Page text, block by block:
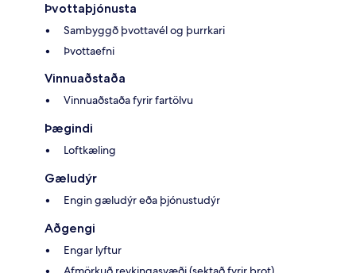
Þvottaþjónusta
Sambyggð þvottavél og þurrkari
Þvottaefni
Vinnuaðstaða
Vinnuaðstaða fyrir fartölvu
Þægindi
Loftkæling
Gæludýr
Engin gæludýr eða þjónustudýr
Aðgengi
Engar lyftur